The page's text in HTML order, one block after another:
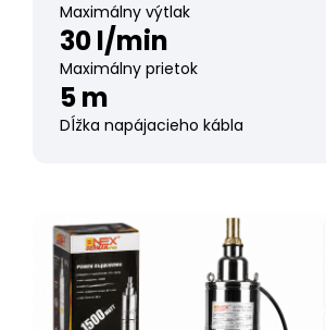
Maximálny výtlak
30 l/min
Maximálny prietok
5 m
Dĺžka napájacieho kábla